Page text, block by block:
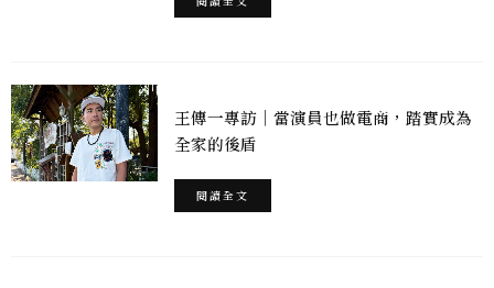
王傳一專訪｜當演員也做電商，踏實成為
全家的後盾
閱讀全文